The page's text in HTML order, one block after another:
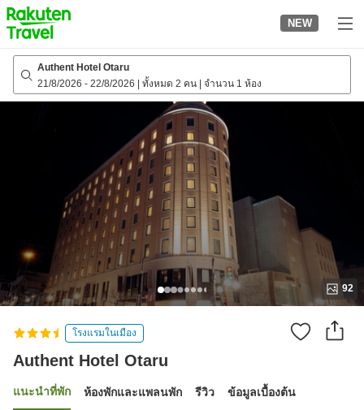
to
top
page
NEW
Authent Hotel Otaru
21/8/2026 - 22/8/2026 ทั้งหมด 2 คน จำนวน 1 ห้อง
92
โรงแรมในเมือง
Authent Hotel Otaru
แนะนำที่พัก ห้องพักและแพลนพัก รีวิว ข้อมูลเบื้องต้น